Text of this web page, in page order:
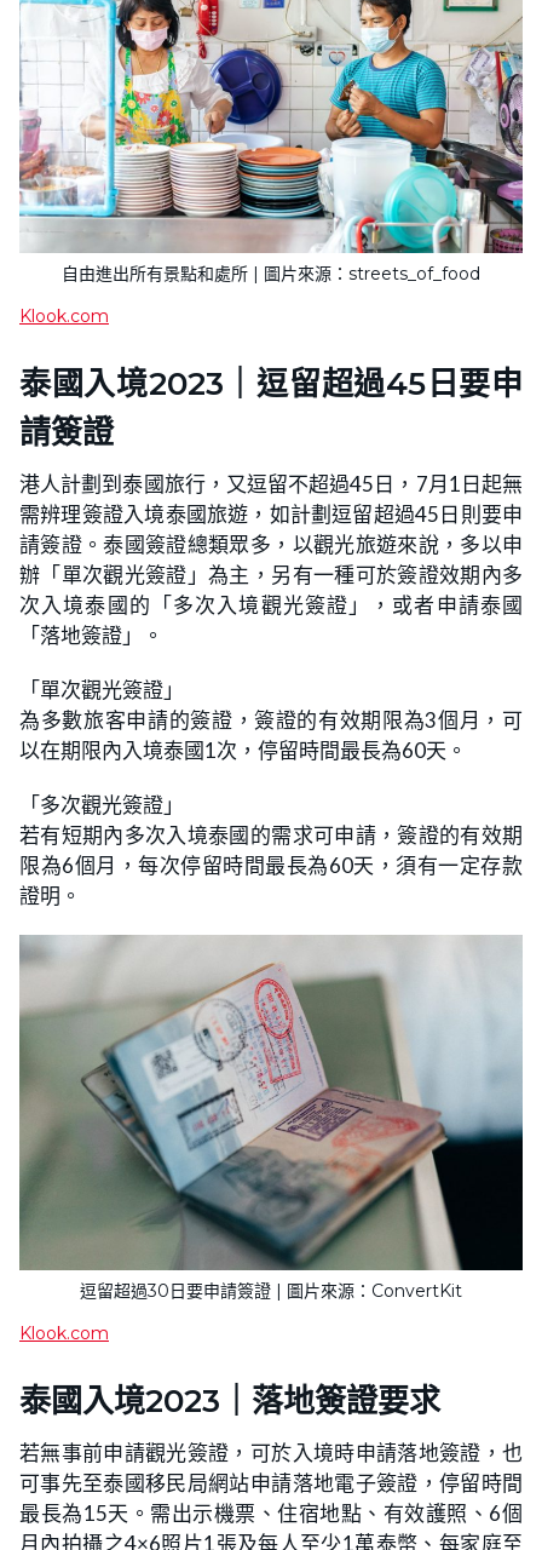
自由進出所有景點和處所 | 圖片來源：streets_of_food
Klook.com
泰國入境2023｜逗留超過45日要申
請簽證
港人計劃到泰國旅行，又逗留不超過45日，7月1日起無
需辨理簽證入境泰國旅遊，如計劃逗留超過45日則要申
請簽證。泰國簽證總類眾多，以觀光旅遊來說，多以申
辦「單次觀光簽證」為主，另有一種可於簽證效期內多
次入境泰國的「多次入境觀光簽證」，或者申請泰國
「落地簽證」。
「單次觀光簽證」
為多數旅客申請的簽證，簽證的有效期限為3個月，可
以在期限內入境泰國1次，停留時間最長為60天。
「多次觀光簽證」
若有短期內多次入境泰國的需求可申請，簽證的有效期
限為6個月，每次停留時間最長為60天，須有一定存款
證明。
逗留超過30日要申請簽證 | 圖片來源：ConvertKit
Klook.com
泰國入境2023｜落地簽證要求
若無事前申請觀光簽證，可於入境時申請落地簽證，也
可事先至泰國移民局網站申請落地電子簽證，停留時間
最長為15天。需出示機票、住宿地點、有效護照、6個
月內拍攝之4×6照片1張及每人至少1萬泰幣、每家庭至